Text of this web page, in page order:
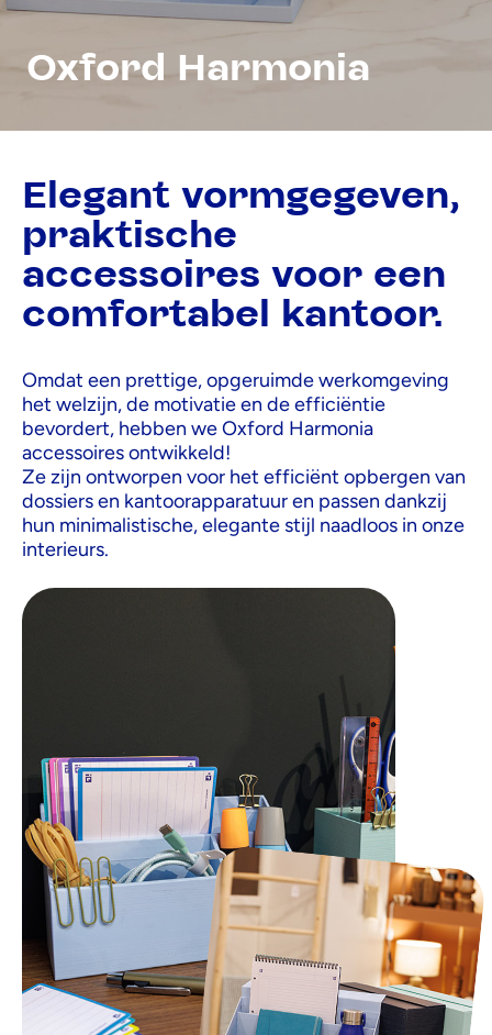
Oxford Harmonia
Elegant vormgegeven,
praktische
accessoires voor een
comfortabel kantoor.
Omdat een prettige, opgeruimde werkomgeving
het welzijn, de motivatie en de efficiëntie
bevordert, hebben we Oxford Harmonia
accessoires ontwikkeld!
Ze zijn ontworpen voor het efficiënt opbergen van
dossiers en kantoorapparatuur en passen dankzij
hun minimalistische, elegante stijl naadloos in onze
interieurs.